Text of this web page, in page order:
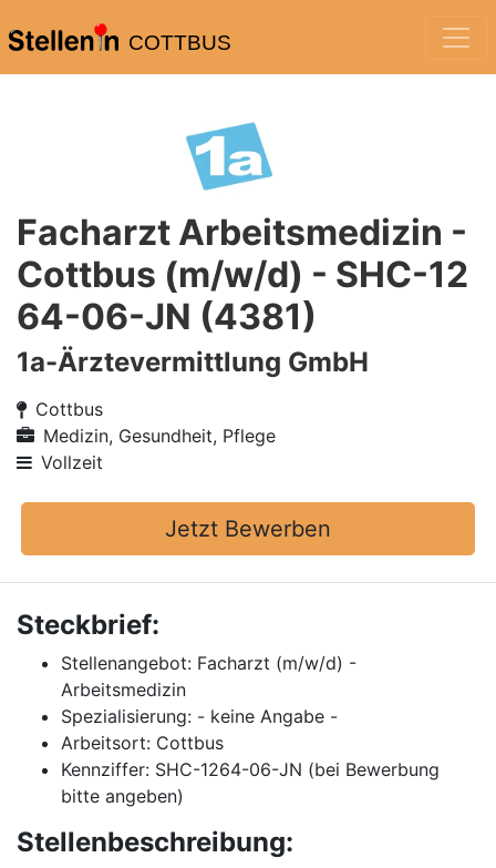
COTTBUS
Facharzt Arbeitsmedizin -
Cottbus (m/w/d) - SHC-12
64-06-JN (4381)
1a-Ärztevermittlung GmbH
Cottbus
Medizin, Gesundheit, Pflege
Vollzeit
Jetzt Bewerben
Steckbrief:
Stellenangebot: Facharzt (m/w/d) -
Arbeitsmedizin
Spezialisierung: - keine Angabe -
Arbeitsort: Cottbus
Kennziffer: SHC-1264-06-JN (bei Bewerbung
bitte angeben)
Stellenbeschreibung: